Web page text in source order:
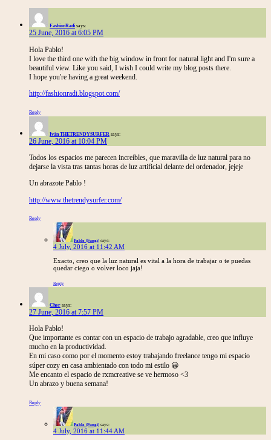
FashionRadi says:
25 June, 2016 at 6:05 PM
Hola Pablo!
I love the third one with the big window in front for natural light and I'm sure a
beautiful view. Like you said, I wish I could write my blog posts there.
I hope you're having a great weekend.
http://fashionradi.blogspot.com/
Reply
Iván THETRENDYSURFER says:
26 June, 2016 at 10:04 PM
Todos los espacios me parecen increíbles, que maravilla de luz natural para no
dejarse la vista tras tantas horas de luz artificial delante del ordenador, jejeje
Un abrazote Pablo !
http://www.thetrendysurfer.com/
Reply
Pablo (Fungi) says:
4 July, 2016 at 11:42 AM
Exacto, creo que la luz natural es vital a la hora de trabajar o te puedas
quedar ciego o volver loco jaja!
Reply
Cher says:
27 June, 2016 at 7:57 PM
Hola Pablo!
Que importante es contar con un espacio de trabajo agradable, creo que influye
mucho en la productividad.
En mi caso como por el momento estoy trabajando freelance tengo mi espacio
súper cozy en casa ambientado con todo mi estilo 😀
Me encanto el espacio de rxmcreative se ve hermoso <3
Un abrazo y buena semana!
Reply
Pablo (Fungi) says:
4 July, 2016 at 11:44 AM